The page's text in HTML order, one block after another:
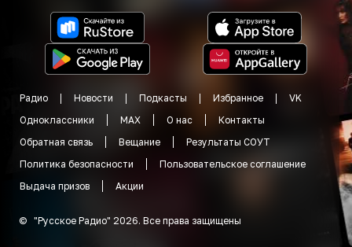
Радио Новости Подкасты Избранное
VK
Одноклассники
MAX О нас
Контакты
Обратная связь
Вещание
Результаты СОУТ
Политика безопасности
Пользовательское соглашение
Выдача призов
Акции
© "Русское Радио" 2026. Все права защищены